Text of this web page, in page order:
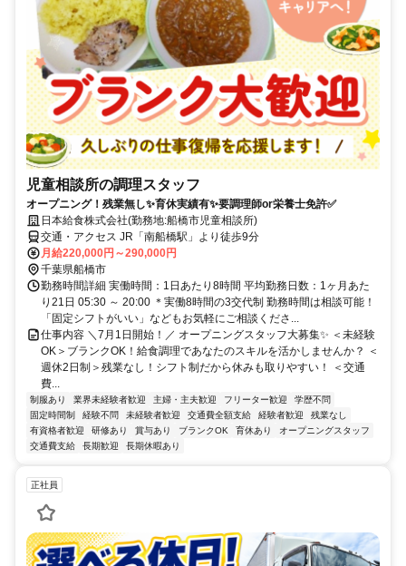
児童相談所の調理スタッフ
オープニング！残業無し✨育休実績有✨要調理師or栄養士免許✅
日本給食株式会社(勤務地:船橋市児童相談所)
交通・アクセス JR「南船橋駅」より徒歩9分
月給220,000円～290,000円
千葉県船橋市
勤務時間詳細 実働時間：1日あたり8時間 平均勤務日数：1ヶ月あた
り21日 05:30 ～ 20:00 ＊実働8時間の3交代制 勤務時間は相談可能！
「固定シフトがいい」などもお気軽にご相談くださ...
仕事内容 ＼7月1日開始！／ オープニングスタッフ大募集✨ ＜未経験
OK＞ブランクOK！給食調理であなたのスキルを活かしませんか？ ＜
週休2日制＞残業なし！シフト制だから休みも取りやすい！ ＜交通
費...
制服あり 業界未経験者歓迎 主婦・主夫歓迎 フリーター歓迎
学歴不問
固定時間制
経験不問 未経験者歓迎 交通費全額支給 経験者歓迎
残業なし
有資格者歓迎
研修あり 賞与あり ブランクOK 育休あり
オープニングスタッフ
交通費支給
長期歓迎 長期休暇あり
正社員